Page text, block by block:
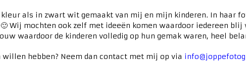
als in zwart wit gemaakt van mij en mijn kinderen. In haar
Wij mochten ook zelf met ideeën komen waardoor iedereen
waardoor de kinderen volledig op hun gemak waren, heel
hebben? Neem dan contact met mij op via